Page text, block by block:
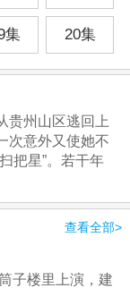
集 20集
贵州山区逃回上
次意外又使她不
把星”。若干年
三人的生活轨迹
查看全部>
子楼里上演，建